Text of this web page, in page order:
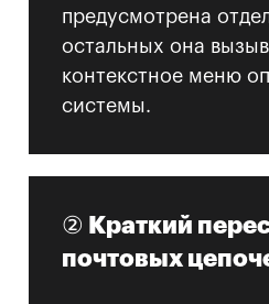
предусмотрена
остальных она
контекстное меню
системы.
② Краткий
почтовых